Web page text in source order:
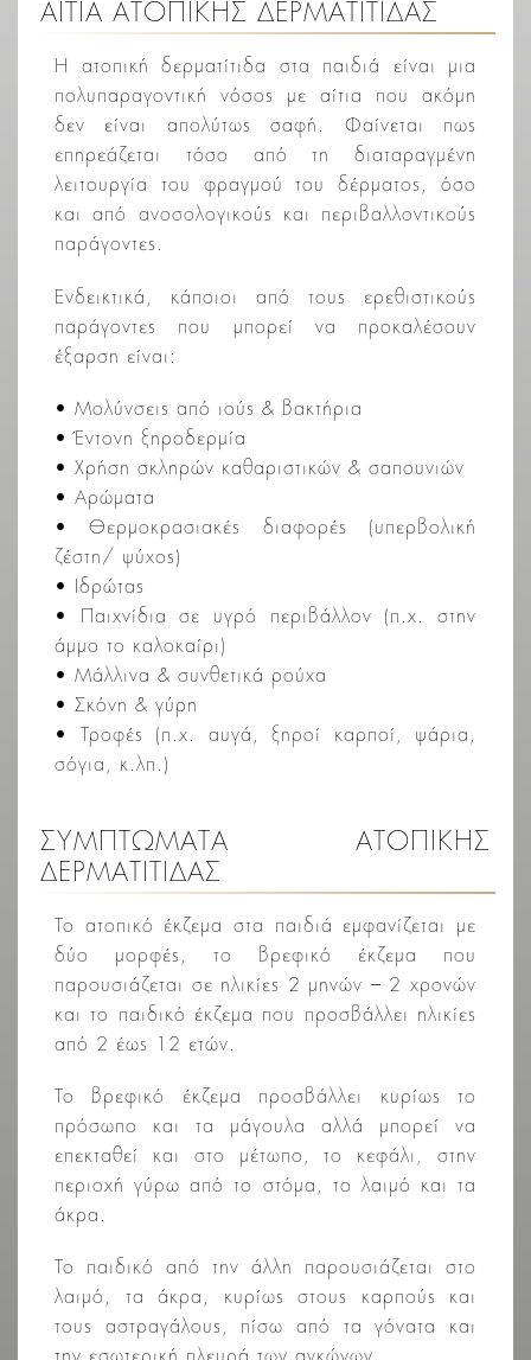
ΑΙΤΙΑ ΑΤΟΠΙΚΗΣ ΔΕΡΜΑΤΙΤΙΔΑΣ
Η ατοπική δερματίτιδα στα παιδιά είναι μια
πολυπαραγοντική νόσος με αίτια που ακόμη
δεν είναι απολύτως σαφή. Φαίνεται πως
επηρεάζεται τόσο από τη διαταραγμένη
λειτουργία του φραγμού του δέρματος, όσο
και από ανοσολογικούς και περιβαλλοντικούς
παράγοντες.
Ενδεικτικά, κάποιοι από τους ερεθιστικούς
παράγοντες που μπορεί να προκαλέσουν
έξαρση είναι:
• Μολύνσεις από ιούς & βακτήρια
• Έντονη ξηροδερμία
• Χρήση σκληρών καθαριστικών & σαπουνιών
• Αρώματα
• Θερμοκρασιακές διαφορές (υπερβολική
ζέστη/ ψύχος)
• Ιδρώτας
• Παιχνίδια σε υγρό περιβάλλον (π.χ. στην
άμμο το καλοκαίρι)
• Μάλλινα & συνθετικά ρούχα
• Σκόνη & γύρη
• Τροφές (π.χ. αυγά, ξηροί καρποί, ψάρια,
σόγια, κ.λπ.)
ΣΥΜΠΤΩΜΑΤΑ ΑΤΟΠΙΚΗΣ
ΔΕΡΜΑΤΙΤΙΔΑΣ
Το ατοπικό έκζεμα στα παιδιά εμφανίζεται με
δύο μορφές, το βρεφικό έκζεμα που
παρουσιάζεται σε ηλικίες 2 μηνών – 2 χρονών
και το παιδικό έκζεμα που προσβάλλει ηλικίες
από 2 έως 12 ετών.
Το βρεφικό έκζεμα προσβάλλει κυρίως το
πρόσωπο και τα μάγουλα αλλά μπορεί να
επεκταθεί και στο μέτωπο, το κεφάλι, στην
περιοχή γύρω από το στόμα, το λαιμό και τα
άκρα.
Το παιδικό από την άλλη παρουσιάζεται στο
λαιμό, τα άκρα, κυρίως στους καρπούς και
τους αστραγάλους, πίσω από τα γόνατα και